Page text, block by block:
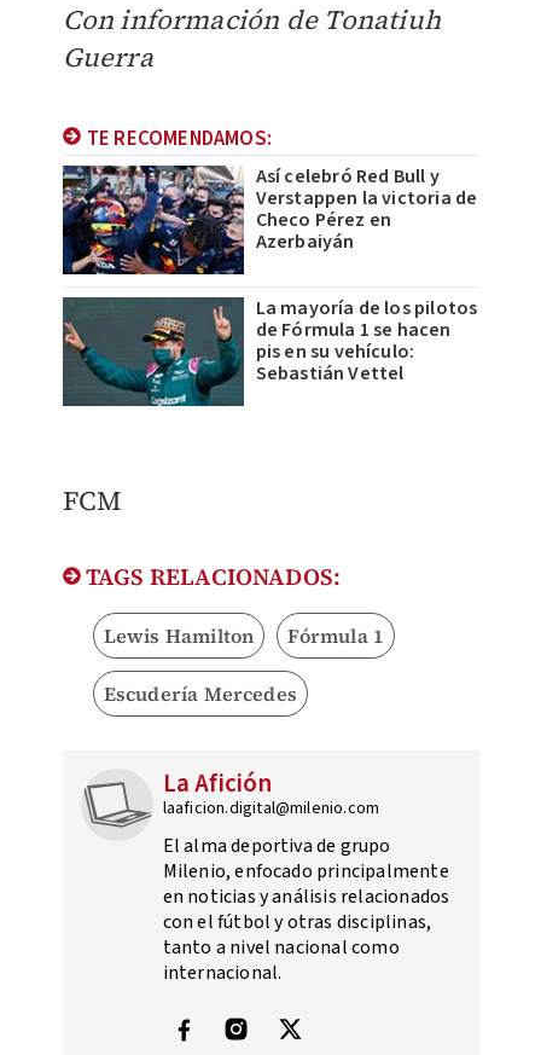
Con información de Tonatiuh
Guerra
TE RECOMENDAMOS:
Así celebró Red Bull y
Verstappen la victoria de
Checo Pérez en
Azerbaiyán
La mayoría de los pilotos
de Fórmula 1 se hacen
pis en su vehículo:
Sebastián Vettel
FCM
TAGS RELACIONADOS:
Lewis Hamilton Fórmula 1
Escudería Mercedes
La Afición
laaficion.digital@milenio.com
El alma deportiva de grupo
Milenio, enfocado principalmente
en noticias y análisis relacionados
con el fútbol y otras disciplinas,
tanto a nivel nacional como
internacional.